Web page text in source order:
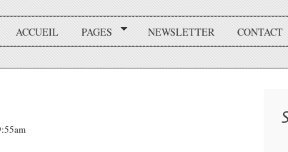
ACCUEIL PAGES NEWSLETTER CONTACT